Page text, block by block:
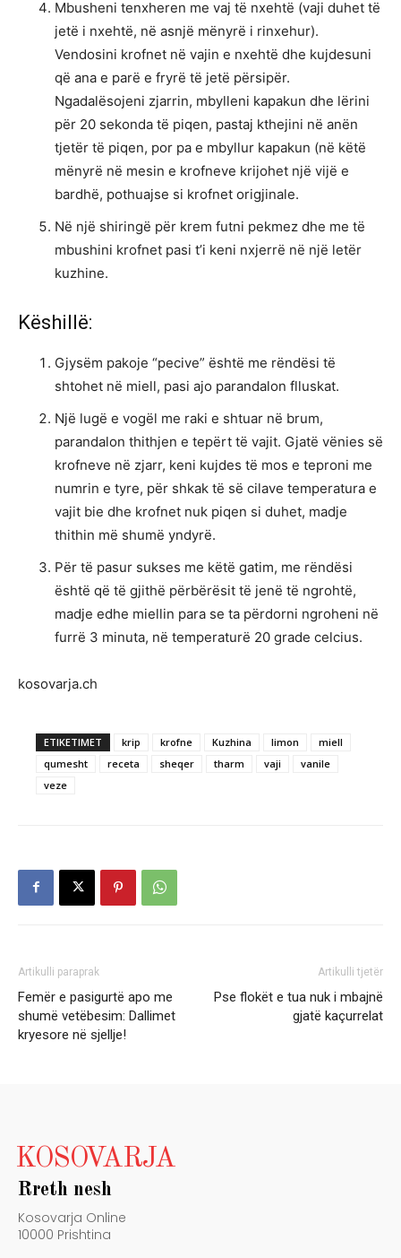
Mbusheni tenxheren me vaj të nxehtë (vaji duhet të
jetë i nxehtë, në asnjë mënyrë i rinxehur).
Vendosini krofnet në vajin e nxehtë dhe kujdesuni
që ana e parë e fryrë të jetë përsipër.
Ngadalësojeni zjarrin, mbylleni kapakun dhe lërini
për 20 sekonda të piqen, pastaj kthejini në anën
tjetër të piqen, por pa e mbyllur kapakun (në këtë
mënyrë në mesin e krofneve krijohet një vijë e
bardhë, pothuajse si krofnet origjinale.
Në një shiringë për krem futni pekmez dhe me të
mbushini krofnet pasi t’i keni nxjerrë në një letër
kuzhine.
Këshillë:
Gjysëm pakoje “pecive” është me rëndësi të
shtohet në miell, pasi ajo parandalon flluskat.
Një lugë e vogël me raki e shtuar në brum,
parandalon thithjen e tepërt të vajit. Gjatë vënies së
krofneve në zjarr, keni kujdes të mos e teproni me
numrin e tyre, për shkak të së cilave temperatura e
vajit bie dhe krofnet nuk piqen si duhet, madje
thithin më shumë yndyrë.
Për të pasur sukses me këtë gatim, me rëndësi
është që të gjithë përbërësit të jenë të ngrohtë,
madje edhe miellin para se ta përdorni ngroheni në
furrë 3 minuta, në temperaturë 20 grade celcius.
kosovarja.ch
ETIKETIMET krip krofne Kuzhina limon
miell
qumesht
receta sheqer tharm vaji
vanile
veze
Artikulli paraprak
Femër e pasigurtë apo me
shumë vetëbesim: Dallimet
kryesore në sjellje!
Artikulli tjetër
Pse flokët e tua nuk i mbajnë
gjatë kaçurrelat
KOSOVARJA
Rreth nesh
Kosovarja Online
10000 Prishtina